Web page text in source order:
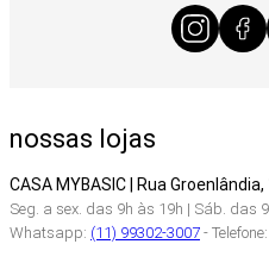
nossas lojas
CASA MYBASIC | Rua
Seg. a sex. das 9h às 19h | Sáb. das
Whatsapp: (11) 99302-3007-